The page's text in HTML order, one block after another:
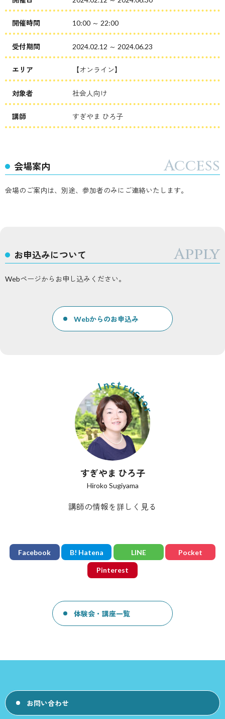
開催時間 10:00 ～ 22:00
受付期間 2024.02.12 ～ 2024.06.23
エリア 【オンライン】
対象者 社会人向け
講師 すぎやま ひろ子
会場案内
会場のご案内は、別途、参加者のみにご連絡いたします。
お申込みについて
Webページからお申し込みください。
Webからのお申込み
Instruc
to
r
すぎやま ひろ子
Hiroko Sugiyama
講師の情報を詳しく見る
Facebook B! Hatena LINE Pocket
Pinterest
体験会・講座一覧
お問い合わせ